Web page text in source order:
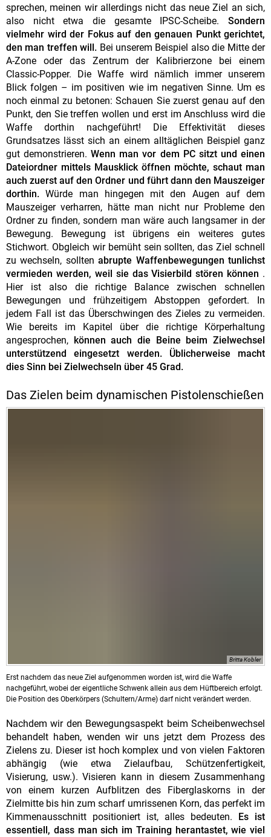
sprechen, meinen wir allerdings nicht das neue Ziel an sich,
also nicht etwa die gesamte IPSC-Scheibe. Sondern
vielmehr wird der Fokus auf den genauen Punkt gerichtet,
den man treffen will. Bei unserem Beispiel also die Mitte der
A-Zone oder das Zentrum der Kalibrierzone bei einem
Classic-Popper. Die Waffe wird nämlich immer unserem
Blick folgen – im positiven wie im negativen Sinne. Um es
noch einmal zu betonen: Schauen Sie zuerst genau auf den
Punkt, den Sie treffen wollen und erst im Anschluss wird die
Waffe dorthin nachgeführt! Die Effektivität dieses
Grundsatzes lässt sich an einem alltäglichen Beispiel ganz
gut demonstrieren.Wenn man vor dem PC sitzt und einen
Dateiordner mittels Mausklick öffnen möchte, schaut man
auch zuerst auf den Ordner und führt dann den Mauszeiger
dorthin. Würde man hingegen mit den Augen auf dem
Mauszeiger verharren, hätte man nicht nur Probleme den
Ordner zu finden, sondern man wäre auch langsamer in der
Bewegung. Bewegung ist übrigens ein weiteres gutes
Stichwort. Obgleich wir bemüht sein sollten, das Ziel schnell
zu wechseln, solltenabrupte Waffenbewegungen tunlichst
vermieden werden, weil sie das Visierbild stören können .
Hier ist also die richtige Balance zwischen schnellen
Bewegungen und frühzeitigem Abstoppen gefordert. In
jedem Fall ist das Überschwingen des Zieles zu vermeiden.
Wie bereits im Kapitel über die richtige Körperhaltung
angesprochen, können auch die Beine beim Zielwechsel
unterstützend eingesetzt werden. Üblicherweise macht
dies Sinn bei Zielwechseln über 45 Grad.
Das Zielen beim dynamischen Pistolenschießen
Britta Kobler
Erst nachdem das neue Ziel aufgenommen worden ist, wird die Waffe
nachgeführt, wobei der eigentliche Schwenk allein aus dem Hüftbereich erfolgt.
Die Position des Oberkörpers (Schultern/Arme) darf nicht verändert werden.
Nachdem wir den Bewegungsaspekt beim Scheibenwechsel
behandelt haben, wenden wir uns jetzt dem Prozess des
Zielens zu. Dieser ist hoch komplex und von vielen Faktoren
abhängig (wie etwa Zielaufbau, Schützenfertigkeit,
Visierung, usw.). Visieren kann in diesem Zusammenhang
von einem kurzen Aufblitzen des Fiberglaskorns in der
Zielmitte bis hin zum scharf umrissenen Korn, das perfekt im
Kimmenausschnitt positioniert ist, alles bedeuten.
Es ist
essentiell, dass man sich im Training herantastet, wie viel